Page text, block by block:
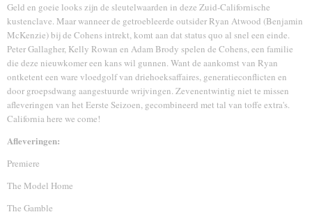
Geld en goeie looks zijn de sleutelwaarden in deze Zuid-Californische
kustenclave. Maar wanneer de getroebleerde outsider Ryan Atwood (Benjamin
McKenzie) bij de Cohens intrekt, komt aan dat status quo al snel een einde.
Peter Gallagher, Kelly Rowan en Adam Brody spelen de Cohens, een familie
die deze nieuwkomer een kans wil gunnen. Want de aankomst van Ryan
ontketent een ware vloedgolf van driehoeksaffaires, generatieconflicten en
door groepsdwang aangestuurde wrijvingen. Zevenentwintig niet te missen
afleveringen van het Eerste Seizoen, gecombineerd met tal van toffe extra's.
California here we come!
Afleveringen:
Premiere
The Model Home
The Gamble